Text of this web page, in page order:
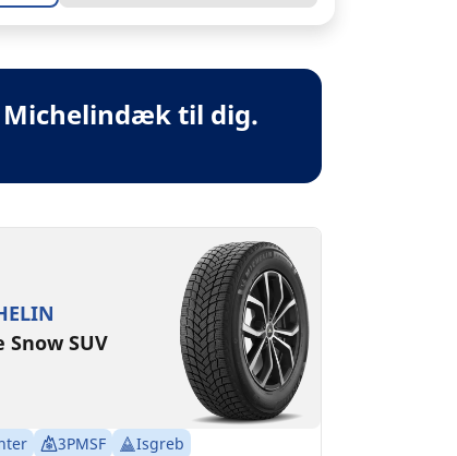
Michelindæk til dig.
Snow SUV
3PMSF
Isgreb